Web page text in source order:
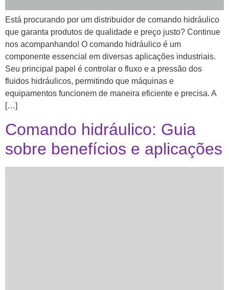
Está procurando por um distribuidor de comando hidráulico
que garanta produtos de qualidade e preço justo? Continue
nos acompanhando! O comando hidráulico é um
componente essencial em diversas aplicações industriais.
Seu principal papel é controlar o fluxo e a pressão dos
fluidos hidráulicos, permitindo que máquinas e
equipamentos funcionem de maneira eficiente e precisa. A
[…]
Comando hidráulico: Guia
sobre benefícios e aplicações